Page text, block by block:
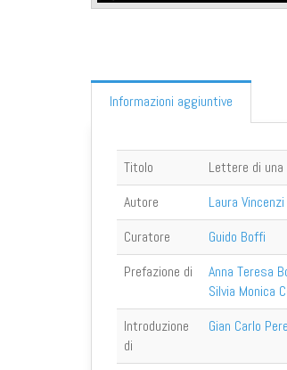
Informazioni aggiuntive
Titolo
Lettere di
Autore
Laura Vincenzi
Curatore
Guido Boffi
Prefazione di
Anna Teresa
Silvia Monica
Introduzione
di
Gian Carlo